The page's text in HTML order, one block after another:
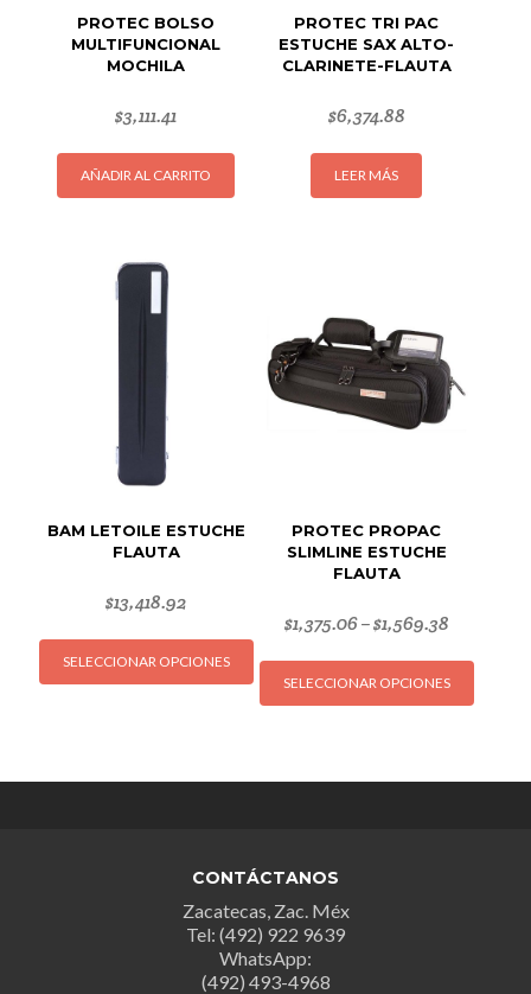
PROTEC BOLSO
MULTIFUNCIONAL
MOCHILA
$3,111.41
AÑADIR AL CARRITO
PROTEC TRI PAC
ESTUCHE SAX ALTO-
CLARINETE-FLAUTA
$6,374.88
LEER MÁS
BAM LETOILE ESTUCHE
FLAUTA
$13,418.92
SELECCIONAR OPCIONES
Este
producto
tiene
Las
pueden
en
la
página
PROTEC PROPAC
SLIMLINE ESTUCHE
FLAUTA
$1,375.06–$1,569.38
SELECCIONAR OPCIONES
Este
CONTÁCTANOS
Zacatecas, Zac. Méx
Tel: (492) 922 9639
WhatsApp:
(492) 493-4968